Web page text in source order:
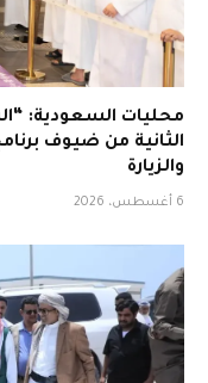
محليات السعودية:
الثانية من ضيوف
والزيارة
6 أغسطس، 2026